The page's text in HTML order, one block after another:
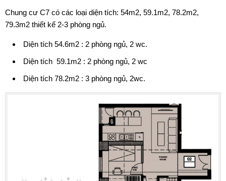
Chung cư C7 có các loại diện tích: 54m2, 59.1m2, 78.2m2,
79.3m2 thiết kế 2-3 phòng ngủ.
Diện tích 54.6m2 : 2 phòng ngủ, 2 wc.
Diện tích 59.1m2 : 2 phòng ngủ, 2 wc
Diện tích 78.2m2 : 3 phòng ngủ, 2wc.